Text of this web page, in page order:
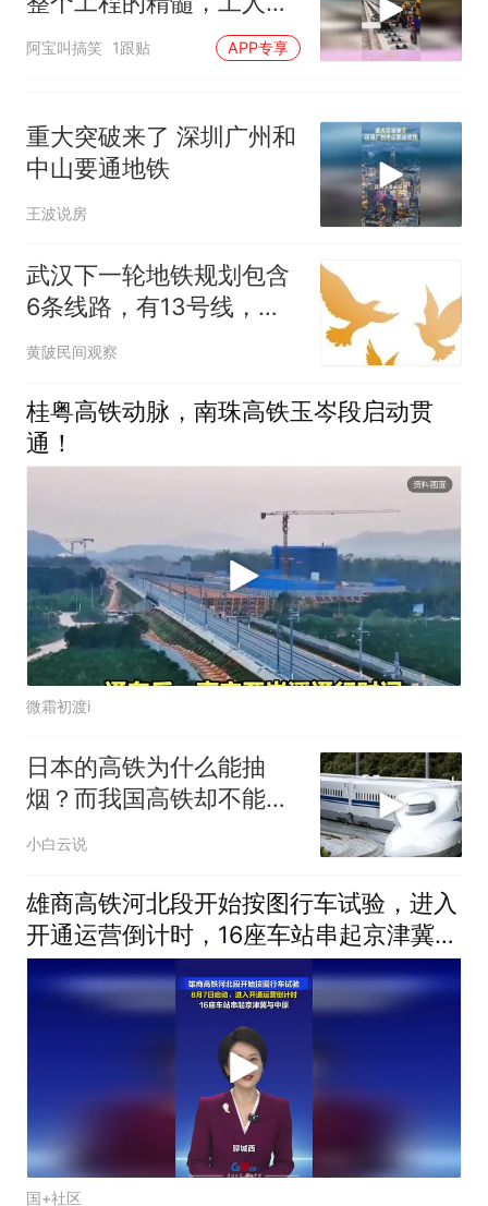
着就能完成
阿宝叫搞笑 1跟贴 APP专享
重大突破来了 深圳广州和
中山要通地铁
王波说房
武汉下一轮地铁规划包含
6条线路，有13号线，没
有20和37号线
黄陂民间观察
桂粤高铁动脉，南珠高铁玉岑段启动贯
通！
微霜初渡i
日本的高铁为什么能抽
烟？而我国高铁却不能，
原因竟是如此
小白云说
雄商高铁河北段开始按图行车试验，进入
开通运营倒计时，16座车站串起京津冀与
中原
国+社区